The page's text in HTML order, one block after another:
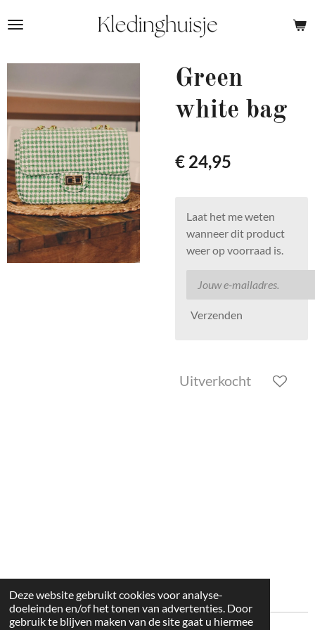
Deze website gebruikt cookies voor analyse-
doeleinden en/of het tonen van advertenties. Door
gebruik te blijven maken van de site gaat u hiermee
direct
de
Green
white bag
€ 24,95
Laat het me weten
wanneer dit product
weer op voorraad is.
Verzenden
Uitverkocht